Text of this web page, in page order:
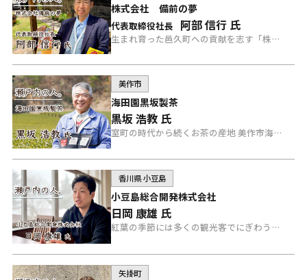
株式会社 備前の夢
代表取締役社長 阿部 信行 氏
生まれ育った邑久町への貢献を志す「株式会社 備前の夢」の阿部社長にインタビュー。
美作市
海田園黒坂製茶
黒坂 浩教 氏
室町の時代から続くお茶の産地 美作市海田地区で、一葉一葉まごころこめてお茶を生産する「海田園黒坂製茶」黒坂氏にインタビュー。
香川県 小豆島
小豆島総合開発株式会社
日岡 康雄 氏
紅葉の季節には多くの観光客でにぎわう寒霞渓。観光資源の維持発展に尽力する「小豆島総合開発株式会社」の日岡康雄氏にインタビュー。
矢掛町